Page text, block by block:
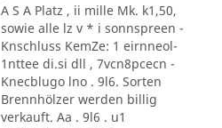
A S A Platz , ii mille Mk. k1,50,
sowie alle lz v * i sonnspreen -
Knschluss KemZe: 1 eirnneol-
1nttee di.si dll , 7vcn8pcecn -
Knecblugo lno . 9l6. Sorten
Brennhölzer werden billig
verkauft. Aa . 9l6 . u1